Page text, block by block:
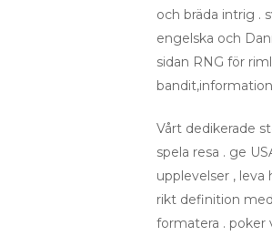
och bräda intrig .
engelska och
sidan RNG för
Vårt dedikerade
spela resa . ge
upplevelser ,
rikt definition
formatera . poker